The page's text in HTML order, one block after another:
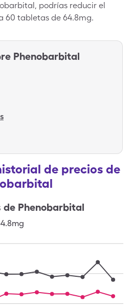
podrías reducir el
60 tabletas de 64.8mg.
Phenobarbital
de precios de
de Phenobarbital